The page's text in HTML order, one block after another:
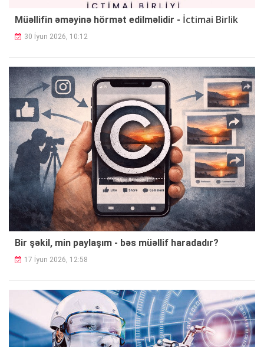
Müəllifin əməyinə hörmət edilməlidir - İctimai Birlik
30 İyun 2026, 10:12
Bir şəkil, min paylaşım - bəs müəllif haradadır?
17 İyun 2026, 12:58